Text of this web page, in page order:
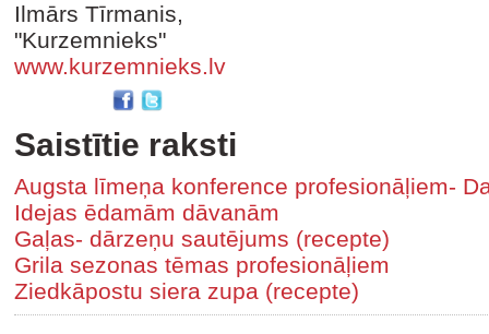
Ilmārs Tīrmanis,
"Kurzemnieks"
www.kurzemnieks.lv
Saistītie raksti
Augsta līmeņa konference profesionāļiem-
Idejas ēdamām dāvanām
Gaļas- dārzeņu sautējums (recepte)
Grila sezonas tēmas profesionāļiem
Ziedkāpostu siera zupa (recepte)